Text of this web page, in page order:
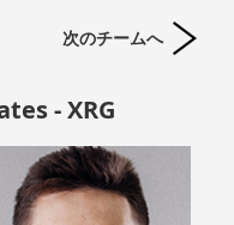
次のチームへ
- XRG